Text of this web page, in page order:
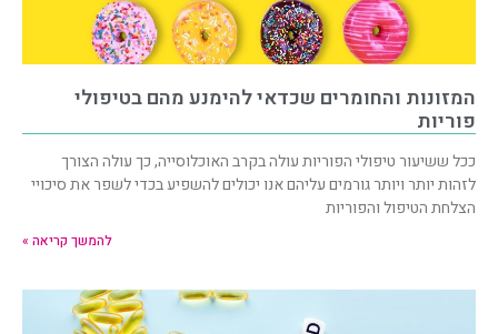
המזונות והחומרים שכדאי להימנע מהם בטיפולי
פוריות
ככל ששיעור טיפולי הפוריות עולה בקרב האוכלוסייה, כך עולה הצורך
לזהות יותר ויותר גורמים עליהם אנו יכולים להשפיע בכדי לשפר את סיכויי
הצלחת הטיפול והפוריות
להמשך קריאה »